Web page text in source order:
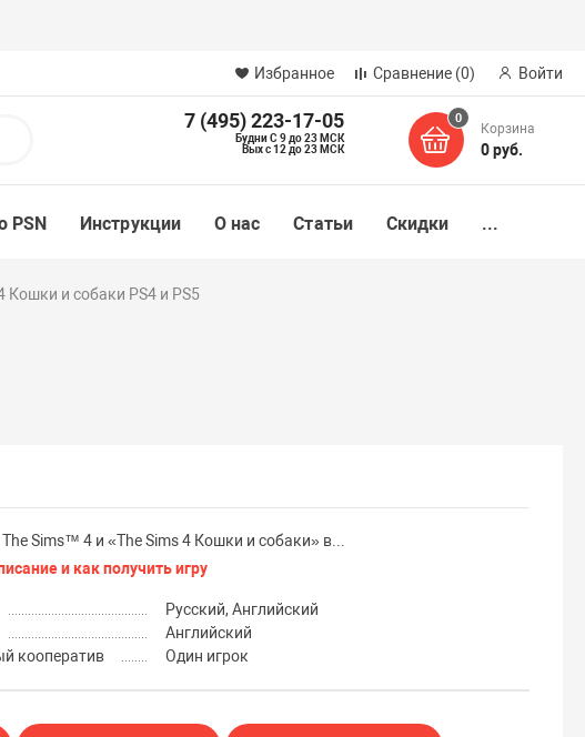
Избранное Сравнение (0) Войти
7 (495) 223-17-05
Будни С 9 до 23 МСК
Вых с 12 до 23 МСК
0
Корзина
0 руб.
PSN Инструкции О нас Статьи Скидки ...
Кошки и собаки PS4 и PS5
Sims™ 4 и «The Sims 4 Кошки и собаки» в...
и как получить игру
Русский, Английский
Английский
кооператив
Один игрок